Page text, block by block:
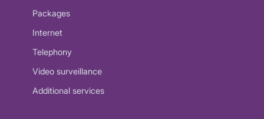
Packages
Internet
Telephony
Video surveillance
Additional services